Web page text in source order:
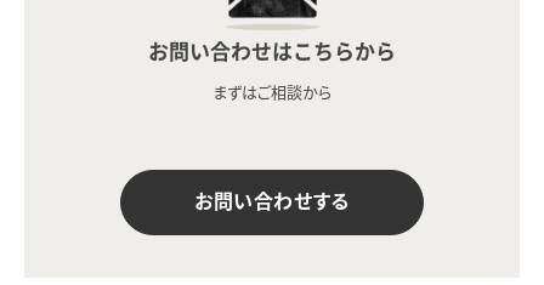
お問い合わせはこちらから
まずはご相談から
お問い合わせする